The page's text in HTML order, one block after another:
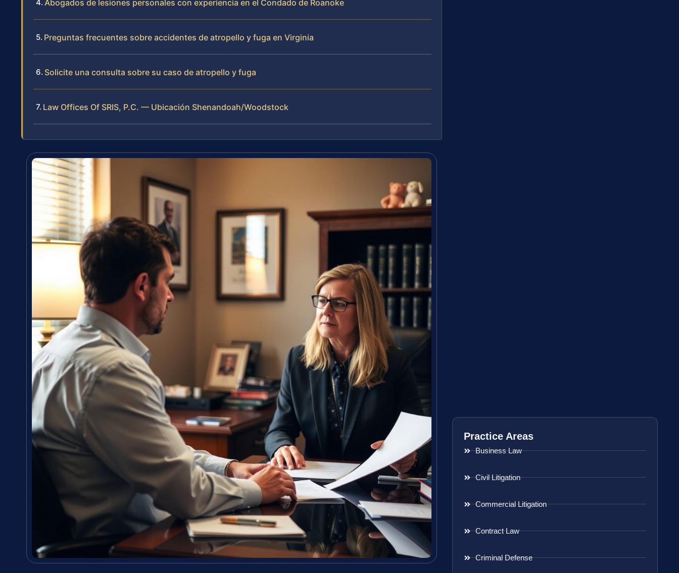
Abogados de lesiones personales con experiencia en el Condado de Roanoke
Preguntas frecuentes sobre accidentes de atropello y fuga en Virginia
Solicite una consulta sobre su caso de atropello y fuga
Law Offices Of SRIS, P.C. — Ubicación Shenandoah/Woodstock
Practice Areas
Business Law
Civil Litigation
Commercial Litigation
Contract Law
Criminal Defense